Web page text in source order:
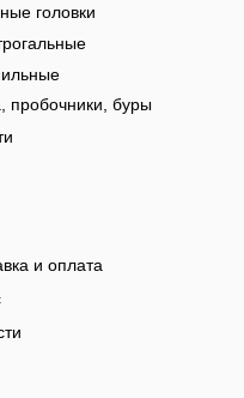
головки
пробочники, буры
и оплата